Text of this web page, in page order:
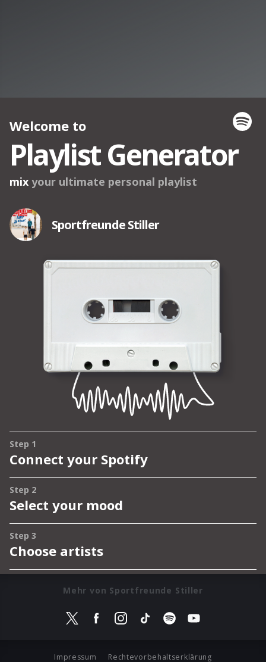
Mehr von Sportfreunde Stiller
Impressum Rechtevorbehaltserklärung